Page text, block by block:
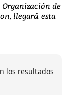
Organización de
llegará esta
los resultados